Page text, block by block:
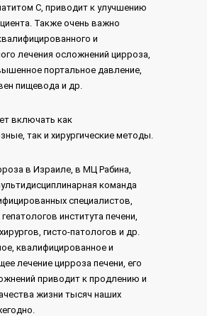
С, приводит к улучшению
Также очень важно
и
лечения осложнений цирроза,
портальное давление,
пищевода и др.
включать как
так и хирургические методы.
в Израиле, в МЦ Рабина,
команда
специалистов,
института печени,
гисто-патологов и др.
квалифицированное и
лечение цирроза печени, его
приводит к продлению и
жизни тысяч наших